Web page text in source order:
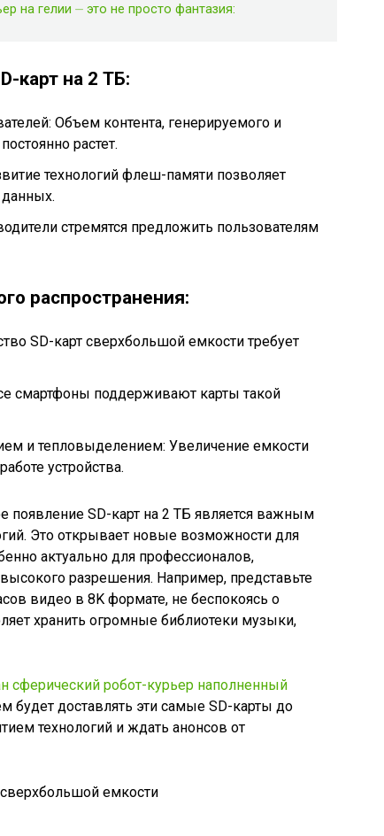
на гелии ⏤ это не просто фантазия:
карт на 2 ТБ:
Объем контента, генерируемого и
растет.
технологий флеш-памяти позволяет
данных.
стремятся предложить пользователям
распространения:
SD-карт сверхбольшой емкости требует
смартфоны поддерживают карты такой
и тепловыделением: Увеличение емкости
устройства.
появление SD-карт на 2 ТБ является важным
Это открывает новые возможности для
актуально для профессионалов,
разрешения. Например, представьте
видео в 8K формате, не беспокоясь о
хранить огромные библиотеки музыки,
сферический робот-курьер наполненный
будет доставлять эти самые SD-карты до
технологий и ждать анонсов от